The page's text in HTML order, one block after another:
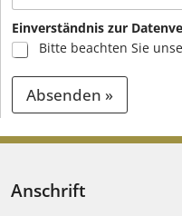
Einverständnis zur
Bitte beachten Sie
Absenden »
t
Anschrift